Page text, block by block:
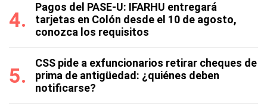
Pagos del PASE-U: IFARHU entregará
tarjetas en Colón desde el 10 de agosto,
conozca los requisitos
CSS pide a exfuncionarios retirar cheques de
prima de antigüedad: ¿quiénes deben
notificarse?